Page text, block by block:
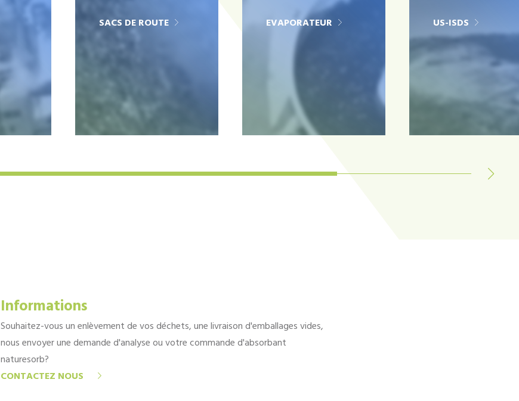
SACS DE ROUTE EVAPORATEUR US-ISDS
Informations
Souhaitez-vous un enlèvement de vos déchets, une livraison d'emballages vides,
nous envoyer une demande d'analyse ou votre commande d'absorbant
naturesorb?
CONTACTEZ NOUS